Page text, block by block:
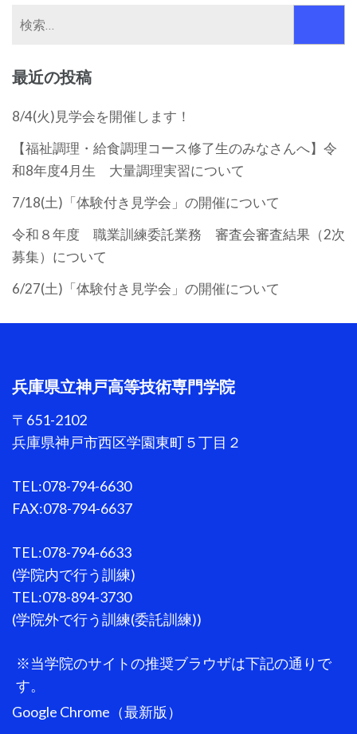
ー
シ
ン
最近の投稿
8/4(火)見学会を開催します！
【福祉調理・給食調理コース修了生のみなさんへ】令
和8年度4月生 大量調理実習について
7/18(土)「体験付き見学会」の開催について
令和８年度 職業訓練委託業務 審査会審査結果（2次
募集）について
6/27(土)「体験付き見学会」の開催について
兵庫県立神戸高等技術専門学院
〒651-2102
兵庫県神戸市西区学園東町５丁目２
TEL:078-794-6630
FAX:078-794-6637
TEL:078-794-6633
(学院内で行う訓練)
TEL:078-894-3730
(学院外で行う訓練(委託訓練))
※当学院のサイトの推奨ブラウザは下記の通りで
す。
Google Chrome（最新版）